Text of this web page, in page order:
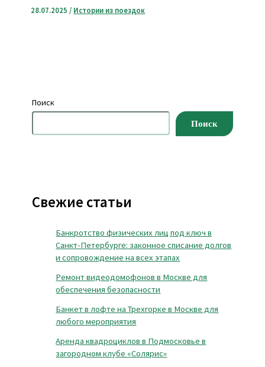
28.07.2025 / Истории из поездок
Поиск
Поиск
Свежие статьи
Банкротство физических лиц под ключ в
Санкт-Петербурге: законное списание долгов
и сопровождение на всех этапах
Ремонт видеодомофонов в Москве для
обеспечения безопасности
Банкет в лофте на Трехгорке в Москве для
любого мероприятия
Аренда квадроциклов в Подмосковье в
загородном клубе «Солярис»